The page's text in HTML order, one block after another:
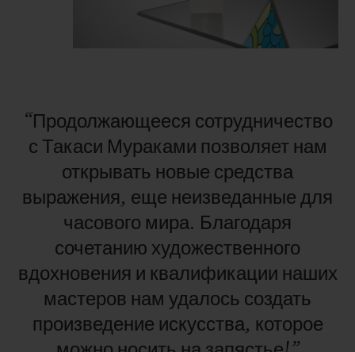
также желтых и оранжевых сапфиров.
Благодаря разработанной инженерами Hublot
сапфировым стеклом, наполняя жизнью
улыбающийся цветок Такаси Мураками.
Под циферблатом часов «пульсирует»
установленный мастерами из Ньона
фирменный калибр HUB1214 без функции
секундомера. Этот механизм обладает 72-
часовым запасом хода.
Модель Classic Fusion Takashi Murakami
Sapphire Rainbow, ориентированная на
“Продолжающееся сотрудничество
с Такаси Мураками позволяет нам
открывать новые средства
выражения, еще неизведанные для
часового мира. Благодаря
сочетанию художественного
вдохновения и квалификации наших
мастеров нам удалось создать
произведение искусства, которое